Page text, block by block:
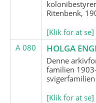
Ritenbenk,
[Klik for at se]
A 080
HOLGA
Denne
familien
[Klik for at se]